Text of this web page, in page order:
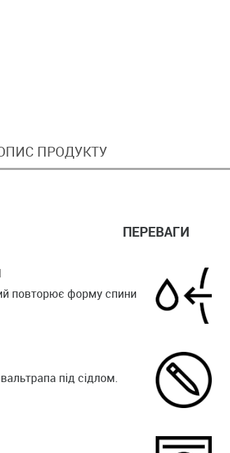
ПРОДУКТУ
ПЕРЕВАГИ
повторює форму спини
під сідлом.